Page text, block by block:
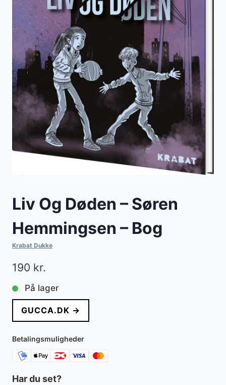
Liv Og Døden – Søren
Hemmingsen – Bog
Krabat Dukke
190 kr.
På lager
GUCCA.DK →
Betalingsmuligheder
Har du set?